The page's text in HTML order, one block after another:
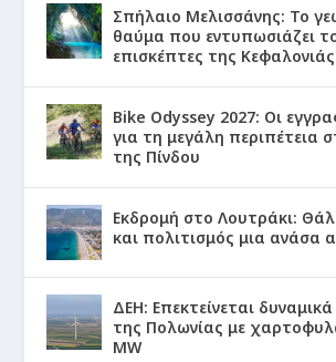
Σπήλαιο Μελισσάνης: Το
θαύμα που εντυπωσιάζει
επισκέπτες της Κεφαλονιάς
Bike Odyssey 2027: Οι
για τη μεγάλη περιπέτεια
της Πίνδου
Εκδρομή στο Λουτράκι:
και πολιτισμός μια ανάσα
ΔΕΗ: Επεκτείνεται
της Πολωνίας με
MW